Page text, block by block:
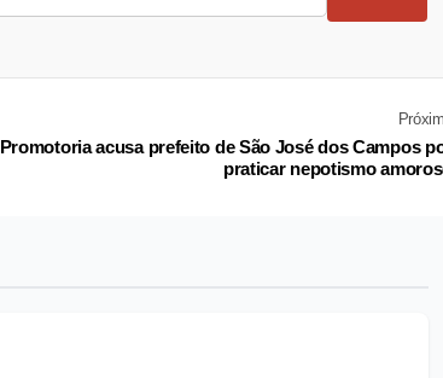
Promotoria acusa prefeito de São José dos Campos
praticar nepotismo